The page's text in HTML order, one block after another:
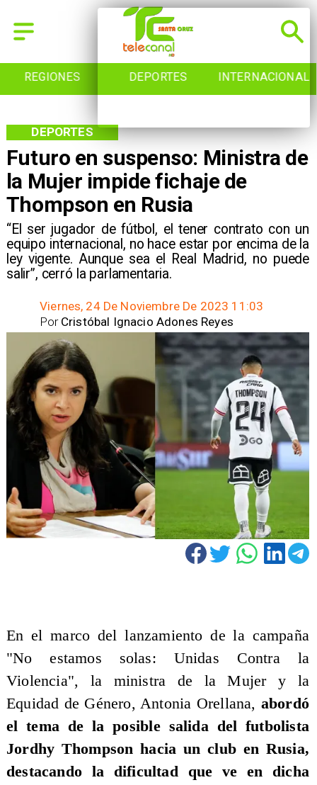
REGIONES DEPORTES INTERNACIONAL
Futuro en suspenso: Ministra de
la Mujer impide fichaje de
Thompson en Rusia
​“El ser jugador de fútbol, el tener contrato con un
equipo internacional, no hace estar por encima de la
ley vigente. Aunque sea el Real Madrid, no puede
salir”, cerró la parlamentaria.
DEPORTES
Viernes, 24 De Noviembre De 2023 11:03
Cristóbal Ignacio Adones Reyes
Por
En el marco del lanzamiento de la campaña
"No estamos solas: Unidas Contra la
Violencia", la ministra de la Mujer y la
Equidad de Género, Antonia Orellana, abordó
el tema de la posible salida del futbolista
Jordhy Thompson hacia un club en Rusia,
destacando la dificultad que ve en dicha